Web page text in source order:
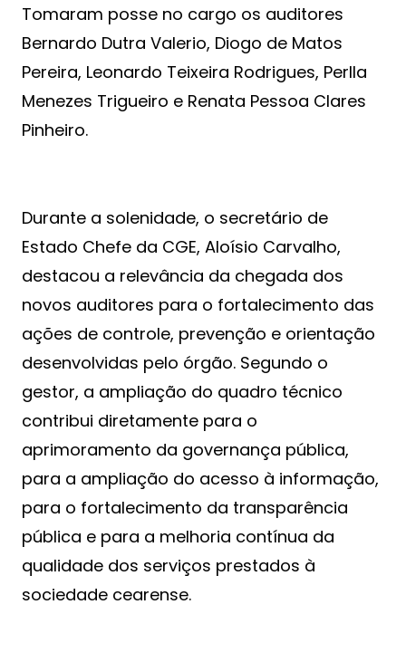
Tomaram posse no cargo os auditores
Bernardo Dutra Valerio, Diogo de Matos
Pereira, Leonardo Teixeira Rodrigues, Perlla
Menezes Trigueiro e Renata Pessoa Clares
Pinheiro.
Durante a solenidade, o secretário de
Estado Chefe da CGE, Aloísio Carvalho,
destacou a relevância da chegada dos
novos auditores para o fortalecimento das
ações de controle, prevenção e orientação
desenvolvidas pelo órgão. Segundo o
gestor, a ampliação do quadro técnico
contribui diretamente para o
aprimoramento da governança pública,
para a ampliação do acesso à informação,
para o fortalecimento da transparência
pública e para a melhoria contínua da
qualidade dos serviços prestados à
sociedade cearense.